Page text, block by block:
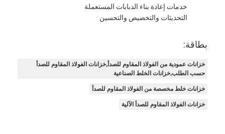
خزان خلط الفولاذ المقاوم للصدأ
آلة عصير الخضروات والفواكه
آلة تعبئة معجون الطماطم
خدمات إعادة بناء الدبابات المستعملة
التحديثات والتخصيص والتحسين
بطاقة:
خزانات عمودية من الفولاذ المقاوم للصدأ,خزانات الفولاذ المقاوم للصدأ
حسب الطلب,خزانات الخلط الصناعية
خزانات خلط مخصصة من الفولاذ المقاوم للصدأ
خزانات الفولاذ المقاوم للصدأ الآلية